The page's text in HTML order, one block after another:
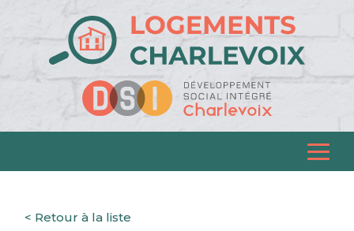
< Retour à la liste